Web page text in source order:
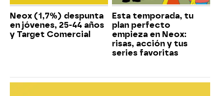
Neox (1,7%) despunta
en jóvenes, 25-44 años
y Target Comercial
Esta temporada, tu
plan perfecto
empieza en Neox:
risas, acción y tus
series favoritas